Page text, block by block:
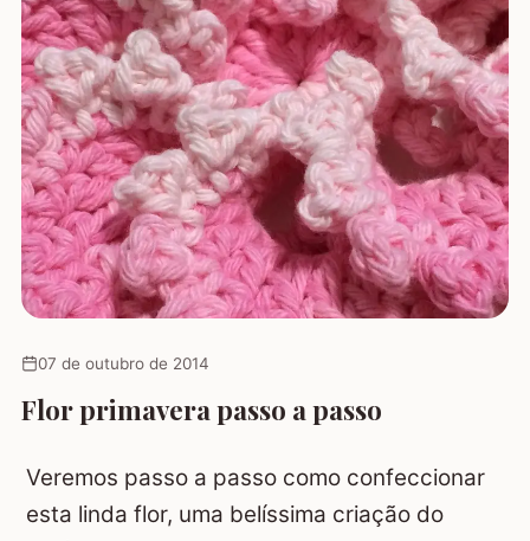
07 de outubro de 2014
Flor primavera passo a passo
Veremos passo a passo como confeccionar
esta linda flor, uma belíssima criação do